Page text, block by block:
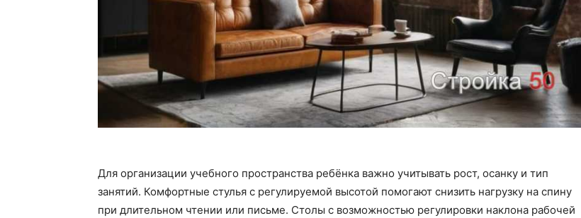
Для организации учебного пространства ребёнка важно учитывать рост, осанку и тип
занятий. Комфортные стулья с регулируемой высотой помогают снизить нагрузку на спину
при длительном чтении или письме. Столы с возможностью регулировки наклона рабочей